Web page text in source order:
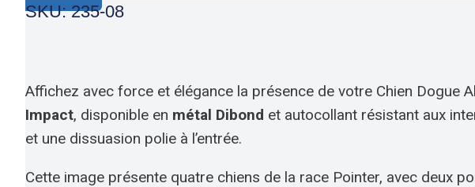
SKU: 235-08
Affichez avec force et élégance la présence de votre Chien Dogue
Impact, disponible en métal Dibond et autocollant résistant aux
et une dissuasion polie à l’entrée.
Cette image présente quatre chiens de la race Pointer, avec deux